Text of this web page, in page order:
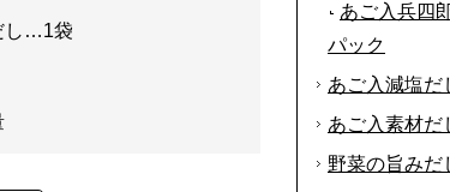
し…1袋
あご入兵四
パック
あご入減塩だ
あご入素材だ
野菜の旨みだ